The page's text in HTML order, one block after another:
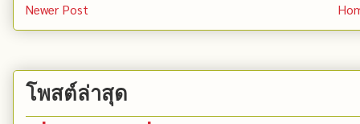
Newer Post
โพสต์ล่าสุด